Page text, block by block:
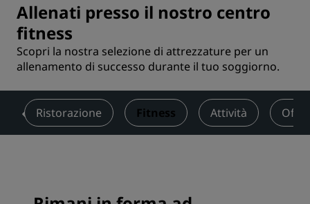
Allenati presso il nostro centro
fitness
Scopri la nostra selezione di attrezzature per un
allenamento di successo durante il tuo soggiorno.
Ristorazione Fitness Attività